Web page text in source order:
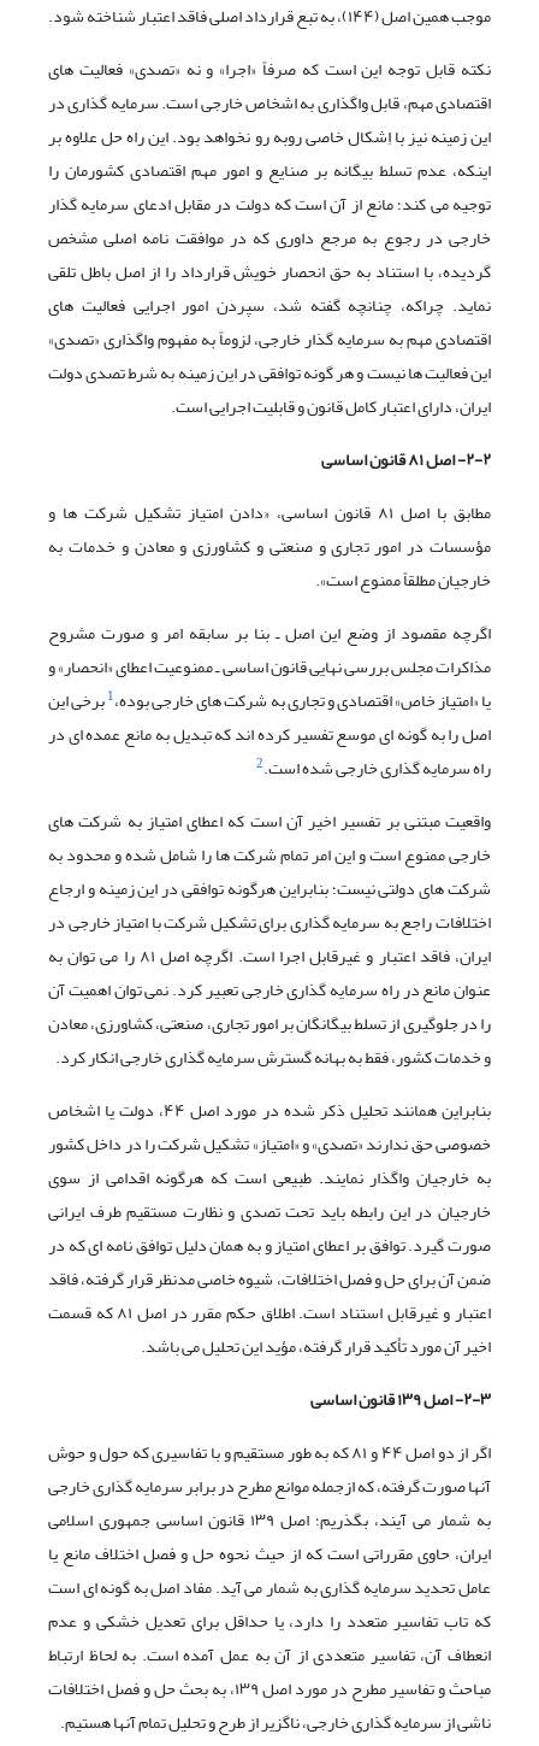
موجب همین اصل (۱۴۴)، به تبع قرارداد اصلی فاقد اعتبار شناخته شود.
نکته قابل توجه این است که صرفاً «اجرا» و نه «تصدی» فعالیت های
اقتصادی مهم، قابل واگذاری به اشخاص خارجی است. سرمایه گذاری در
این زمینه نیز با اِشکال خاصی روبه رو نخواهد بود. این راه حل علاوه بر
اینکه، عدم تسلط بیگانه بر صنایع و امور مهم اقتصادی کشورمان را
توجیه می کند؛ مانع از آن است که دولت در مقابل ادعای سرمایه گذار
خارجی در رجوع به مرجع داوری که در موافقت نامه اصلی مشخص
گردیده، با استناد به حق انحصار خویش قرارداد را از اصل باطل تلقی
نماید. چراکه، چنانچه گفته شد، سپردن امور اجرایی فعالیت های
اقتصادی مهم به سرمایه گذار خارجی، لزوماً به مفهوم واگذاری «تصدی»
این فعالیت ها نیست و هر گونه توافقی در این زمینه به شرط تصدی دولت
ایران، دارای اعتبار کامل قانون و قابلیت اجرایی است.
۲-۲- اصل ۸۱ قانون اساسی
مطابق با اصل ۸۱ قانون اساسی، «دادن امتیاز تشکیل شرکت ها و
مؤسسات در امور تجاری و صنعتی و کشاورزی و معادن و خدمات به
خارجیان مطلقاً ممنوع است».
اگرچه مقصود از وضع این اصل ـ بنا بر سابقه امر و صورت مشروح
مذاکرات مجلس بررسی نهایی قانون اساسی ـ ممنوعیت اعطای «انحصار» و
یا «امتیاز خاص» اقتصادی و تجاری به شرکت های خارجی بوده،1برخی این
اصل را به گونه ای موسع تفسیر کرده اند که تبدیل به مانع عمده ای در
راه سرمایه گذاری خارجی شده است.2
واقعیت مبتنی بر تفسیر اخیر آن است که اعطای امتیاز به شرکت های
خارجی ممنوع است و این امر تمام شرکت ها را شامل شده و محدود به
شرکت های دولتی نیست؛ بنابراین هرگونه توافقی در این زمینه و ارجاع
اختلافات راجع به سرمایه گذاری برای تشکیل شرکت با امتیاز خارجی در
ایران، فاقد اعتبار و غیرقابل اجرا است. اگرچه اصل ۸۱ را می توان به
عنوان مانع در راه سرمایه گذاری خارجی تعبیر کرد. نمی توان اهمیت آن
را در جلوگیری از تسلط بیگانگان بر امور تجاری، صنعتی، کشاورزی، معادن
و خدمات کشور، فقط به بهانه گسترش سرمایه گذاری خارجی انکار کرد.
بنابراین همانند تحلیل ذکر شده در مورد اصل ۴۴، دولت یا اشخاص
خصوصی حق ندارند «تصدی» و «امتیاز» تشکیل شرکت را در داخل کشور
به خارجیان واگذار نمایند. طبیعی است که هرگونه اقدامی از سوی
خارجیان در این رابطه باید تحت تصدی و نظارت مستقیم طرف ایرانی
صورت گیرد. توافق بر اعطای امتیاز و به همان دلیل توافق نامه ای که در
ضمن آن برای حل و فصل اختلافات، شیوه خاصی مدنظر قرار گرفته، فاقد
اعتبار و غیرقابل استناد است. اطلاق حکم مقرر در اصل ۸۱ که قسمت
اخیر آن مورد تأکید قرار گرفته، مؤید این تحلیل می باشد.
۲-۳- اصل ۱۳۹ قانون اساسی
اگر از دو اصل ۴۴ و ۸۱ که به طور مستقیم و با تفاسیری که حول و حوش
آنها صورت گرفته، که ازجمله موانع مطرح در برابر سرمایه گذاری خارجی
به شمار می آیند، بگذریم؛ اصل ۱۳۹ قانون اساسی جمهوری اسلامی
ایران، حاوی مقرراتی است که از حیث نحوه حل و فصل اختلاف مانع یا
عامل تحدید سرمایه گذاری به شمار می آید. مفاد اصل به گونه ای است
که تاب تفاسیر متعدد را دارد، یا حداقل برای تعدیل خشکی و عدم
انعطاف آن، تفاسیر متعددی از آن به عمل آمده است. به لحاظ ارتباط
مباحث و تفاسیر مطرح در مورد اصل ۱۳۹، به بحث حل و فصل اختلافات
ناشی از سرمایه گذاری خارجی، ناگزیر از طرح و تحلیل تمام آنها هستیم.